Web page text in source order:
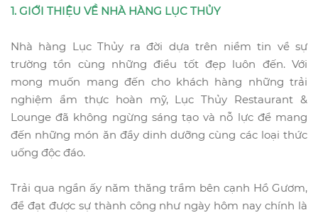
1. GIỚI THIỆU VỀ NHÀ HÀNG LỤC THỦY
Nhà hàng Lục Thủy ra đời dựa trên niềm tin về sự
trường tồn cùng những điều tốt đẹp luôn đến. Với
mong muốn mang đến cho khách hàng những trải
nghiệm ẩm thực hoàn mỹ, Lục Thủy Restaurant &
Lounge đã không ngừng sáng tạo và nỗ lực để mang
đến những món ăn đầy dinh dưỡng cùng các loại thức
uống độc đáo.
Trải qua ngần ấy năm thăng trầm bên cạnh Hồ Gươm,
để đạt được sự thành công như ngày hôm nay chính là